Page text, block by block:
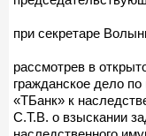
при секретаре
рассмотрев в
гражданское дело
«ТБанк» к
С.Т.В. о взыскании